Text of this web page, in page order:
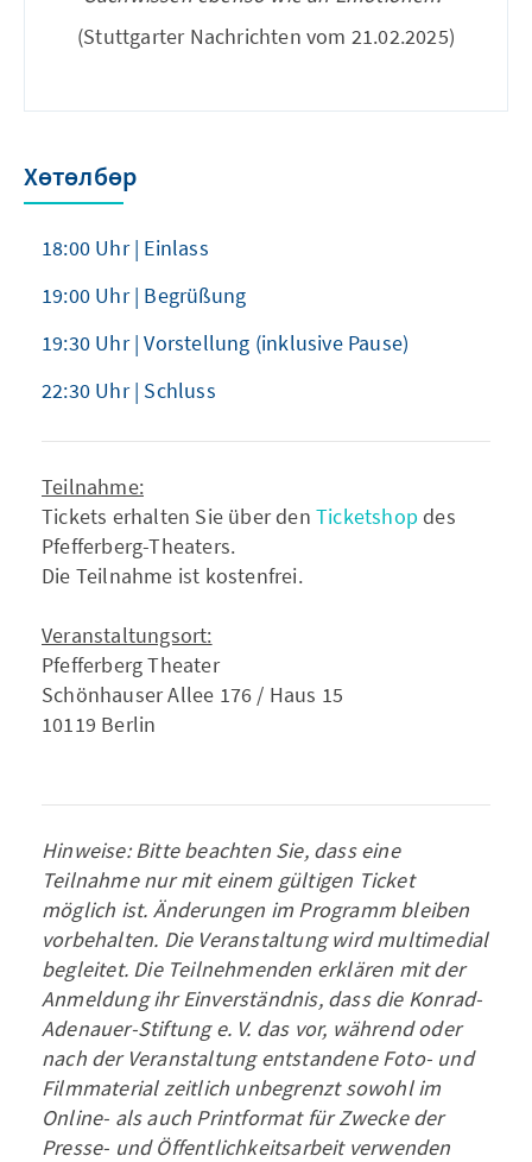
(Stuttgarter Nachrichten vom 21.02.2025)
Хөтөлбөр
18:00 Uhr | Einlass
19:00 Uhr | Begrüßung
19:30 Uhr | Vorstellung (inklusive Pause)
22:30 Uhr | Schluss
Teilnahme:
Tickets erhalten Sie über den Ticketshopdes
Pfefferberg-Theaters.
Die Teilnahme ist kostenfrei.
Veranstaltungsort:
Pfefferberg Theater
Schönhauser Allee 176 / Haus 15
10119 Berlin
Hinweise: Bitte beachten Sie, dass eine
Teilnahme nur mit einem gültigen Ticket
möglich ist. Änderungen im Programm bleiben
vorbehalten. Die Veranstaltung wird multimedial
begleitet. Die Teilnehmenden erklären mit der
Anmeldung ihr Einverständnis, dass die Konrad-
Adenauer-Stiftung e. V. das vor, während oder
nach der Veranstaltung entstandene Foto- und
Filmmaterial zeitlich unbegrenzt sowohl im
Online- als auch Printformat für Zwecke der
Presse- und Öffentlichkeitsarbeit verwenden